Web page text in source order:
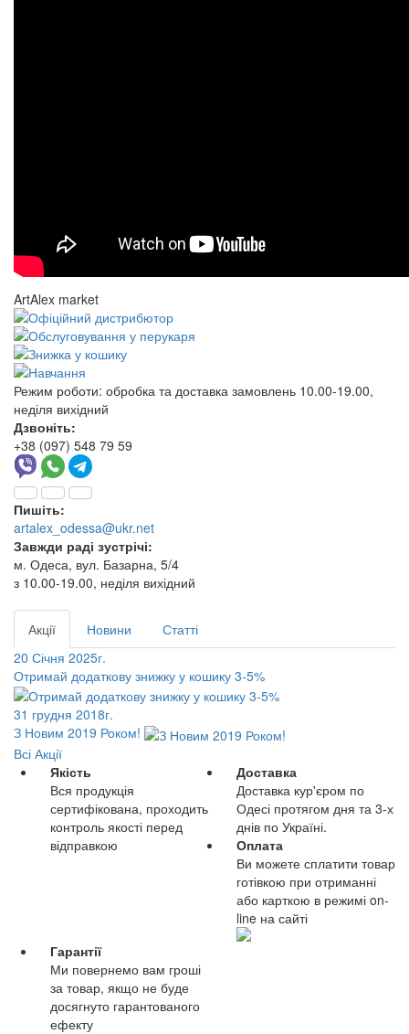
ArtAlex market
Режим роботи: обробка та доставка замовлень 10.00-19.00,
неділя вихідний
Дзвоніть:
+38 (097) 548 79 59
Пишіть:
artalex_odessa@ukr.net
Завжди раді зустрічі:
м. Одеса, вул. Базарна, 5/4
з 10.00-19.00, неділя вихідний
Акції Новини
Статті
20 Січня 2025г.
Отримай додаткову знижку у кошику 3-5%
31 грудня 2018г.
З Новим 2019 Роком!
Всі Акції
Якість
Вся продукція
сертифікована, проходить
контроль якості перед
відправкою
Доставка
Доставка кур'єром по
Одесі протягом дня та 3-х
днів по Україні.
Оплата
Ви можете сплатити товар
готівкою при отриманні
або карткою в режимі on-
line на сайті
Гарантії
Ми повернемо вам гроші
за товар, якщо не буде
досягнуто гарантованого
ефекту